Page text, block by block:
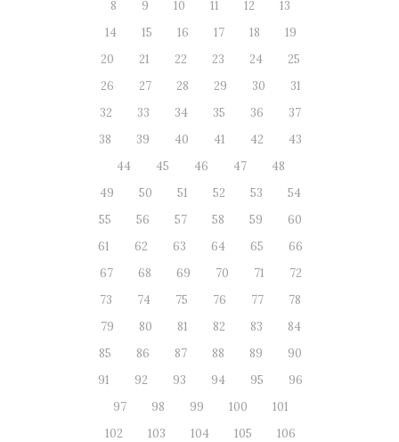
8
9 10 11 12
13
14
15 16 17 18
19
20
21 22 23 24
25
26
27 28 29 30
31
32
33 34 35 36
37
38
39 40 41 42
43
44
45 46 47
48
49
50 51 52 53
54
55
56 57 58 59
60
61
62 63 64 65
66
67
68 69 70 71
72
73
74 75 76 77
78
79
80 81 82 83
84
85
86 87 88 89
90
91
92 93 94 95
96
97
98 99 100
101
102
103 104 105
106